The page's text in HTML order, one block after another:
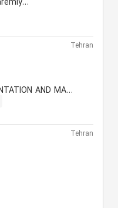
Deniz Foolad Khavaremiyaneh
Tehran
FALCON INSTRUMENTATION AND MACHINERY FZE
Tehran